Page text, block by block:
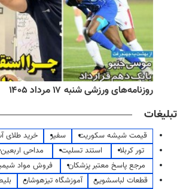
روزنامه‌های ورزشی شنبه ۱۷ مرداد ۱۴۰۵
تبلیغات
قیمت شیشه سکوریت سفیر خرید طلای
تور کربلا
استند تسلیت مداحی اربعین
مرجع پاسخ معتبر پزشکان
فروش مواد
قطعات لباسشویی
آموزشگاه تیزهوشان